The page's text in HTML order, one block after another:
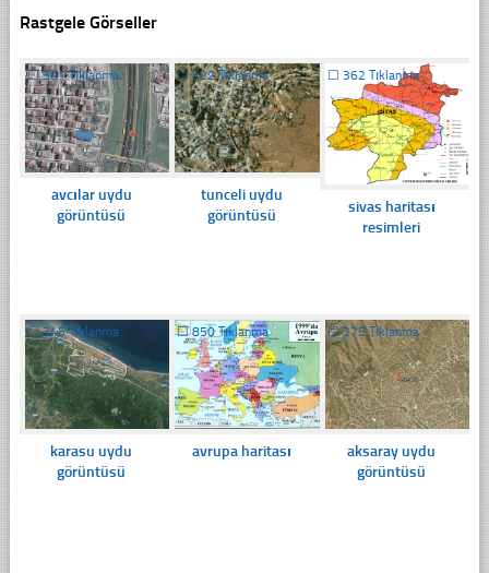
Rastgele Görseller
☐301 Tıklanma
avcılar uydu
görüntüsü
☐322 Tıklanma
tunceli uydu
görüntüsü
☐ 362 Tıklanma
sivas haritası
resimleri
☐345 Tıklanma
karasu uydu
görüntüsü
☐850 Tıklanma
avrupa haritası
☐275 Tıklanma
aksaray uydu
görüntüsü